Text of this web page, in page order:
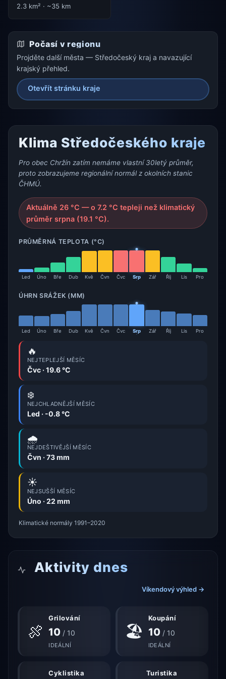
2.3 km² · ~35 km
Počasí v regionu
Projděte další města — Středočeský kraj a navazující
krajský přehled.
Otevřít stránku kraje
Klima Středočeského kraje
Pro obec Chržín zatím nemáme vlastní 30letý průměr,
proto zobrazujeme regionální normál z okolních stanic
ČHMÚ.
Aktuálně 26 °C — o 7.2 °C tepleji než klimatický
průměr srpna (19.1 °C).
PRŮMĚRNÁ TEPLOTA (°C)
Led Úno Bře Dub Kvě Čvn Čvc Srp Zář Říj Lis Pro
ÚHRN SRÁŽEK (MM)
Led Úno Bře Dub Kvě Čvn Čvc Srp Zář Říj Lis Pro
🔥
NEJTEPLEJŠÍ MĚSÍC
Čvc · 19.6 °C
❄️
NEJCHLADNĚJŠÍ MĚSÍC
Led · -0.8 °C
🌧️
NEJDEŠTIVĚJŠÍ MĚSÍC
Čvn · 73 mm
☀️
NEJSUŠŠÍ MĚSÍC
Úno · 22 mm
Klimatické normály 1991–2020
Aktivity dnes
Víkendový výhled →
🍖
Grilování
10 / 10
IDEÁLNÍ
🏖
Koupání
10/ 10
IDEÁLNÍ
Cyklistika Turistika